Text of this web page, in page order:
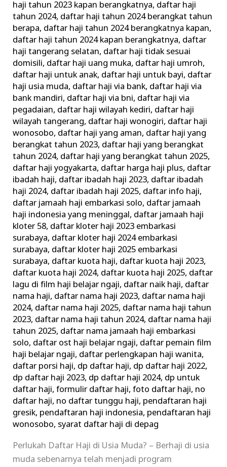
haji tahun 2023 kapan berangkatnya, daftar haji
tahun 2024, daftar haji tahun 2024 berangkat tahun
berapa, daftar haji tahun 2024 berangkatnya kapan,
daftar haji tahun 2024 kapan berangkatnya, daftar
haji tangerang selatan, daftar haji tidak sesuai
domisili, daftar haji uang muka, daftar haji umroh,
daftar haji untuk anak, daftar haji untuk bayi, daftar
haji usia muda, daftar haji via bank, daftar haji via
bank mandiri, daftar haji via bni, daftar haji via
pegadaian, daftar haji wilayah kediri, daftar haji
wilayah tangerang, daftar haji wonogiri, daftar haji
wonosobo, daftar haji yang aman, daftar haji yang
berangkat tahun 2023, daftar haji yang berangkat
tahun 2024, daftar haji yang berangkat tahun 2025,
daftar haji yogyakarta, daftar harga haji plus, daftar
ibadah haji, daftar ibadah haji 2023, daftar ibadah
haji 2024, daftar ibadah haji 2025, daftar info haji,
daftar jamaah haji embarkasi solo, daftar jamaah
haji indonesia yang meninggal, daftar jamaah haji
kloter 58, daftar kloter haji 2023 embarkasi
surabaya, daftar kloter haji 2024 embarkasi
surabaya, daftar kloter haji 2025 embarkasi
surabaya, daftar kuota haji, daftar kuota haji 2023,
daftar kuota haji 2024, daftar kuota haji 2025, daftar
lagu di film haji belajar ngaji, daftar naik haji, daftar
nama haji, daftar nama haji 2023, daftar nama haji
2024, daftar nama haji 2025, daftar nama haji tahun
2023, daftar nama haji tahun 2024, daftar nama haji
tahun 2025, daftar nama jamaah haji embarkasi
solo, daftar ost haji belajar ngaji, daftar pemain film
haji belajar ngaji, daftar perlengkapan haji wanita,
daftar porsi haji, dp daftar haji, dp daftar haji 2022,
dp daftar haji 2023, dp daftar haji 2024, dp untuk
daftar haji,formulir daftar haji,foto daftar haji, no
daftar haji, no daftar tunggu haji, pendaftaran haji
gresik, pendaftaran haji indonesia, pendaftaran haji
wonosobo, syarat daftar haji di depag
Perlukah Daftar Haji di Usia Muda? – Berhaji di usia
muda sebenarnya telah menjadi program